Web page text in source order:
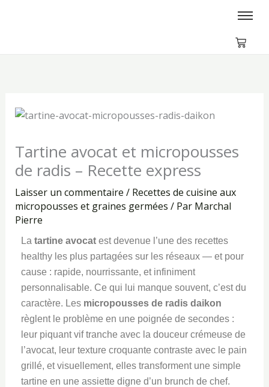
Tartine avocat et micropousses
de radis – Recette express
Laisser un commentaire / Recettes de cuisine aux
micropousses et graines germées / Par Marchal
Pierre
La tartine avocatest devenue l’une des recettes
healthy les plus partagées sur les réseaux — et pour
cause : rapide, nourrissante, et infiniment
personnalisable. Ce qui lui manque souvent, c’est du
caractère. Les micropousses de radis daikon
règlent le problème en une poignée de secondes :
leur piquant vif tranche avec la douceur crémeuse de
l’avocat, leur texture croquante contraste avec le pain
grillé, et visuellement, elles transforment une simple
tartine en une assiette digne d’un brunch de chef.